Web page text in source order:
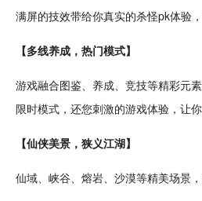
满屏的技效带给你真实的杀怪pk体验
【多线养成 ， 热门模式】
游戏融合图鉴 、养成、 竞技等精彩元
限时模式，还您刺激的游戏体验，让
【仙侠美景，狭义江湖】
仙域、峡谷、熔岩、 沙漠等精美场景